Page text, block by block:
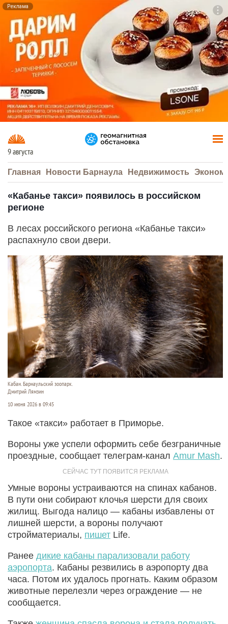
Реклама
9 августа
Главная Новости Барнаула Недвижимость
«Кабанье такси» появилось в российском
регионе
В лесах российского региона «Кабанье такси»
распахнуло свои двери.
Кабан. Барнаульский зоопарк.
Дмитрий Лямзин
10 июня 2026 в 09:45
Такое «такси» работает в Приморье.
Вороны уже успели оформить себе безграничные
проездные, сообщает телеграм-канал Amur Mash.
Умные вороны устраиваются на спинах кабанов.
В пути они собирают клочья шерсти для своих
жилищ. Выгода налицо — кабаны избавлены от
лишней шерсти, а вороны получают
стройматериалы, пишет Life.
Ранее дикие кабаны парализовали работу
аэропорта. Кабаны резвились в аэропорту два
часа. Потом их удалось прогнать. Каким образом
животные перелезли через ограждение — не
сообщается.